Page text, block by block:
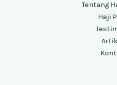
Tentang
Haji